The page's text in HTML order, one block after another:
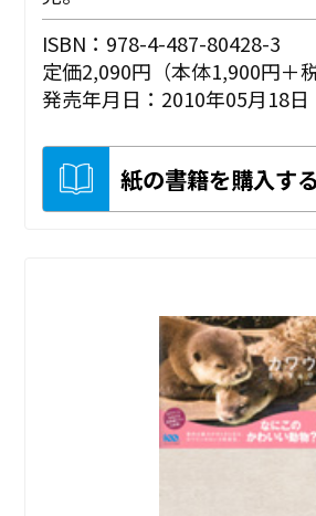
ISBN：978-4-487-80428-3
定価2,090円（本体1,900円＋
発売年月日：2010年05月18日
紙の書籍を購入する